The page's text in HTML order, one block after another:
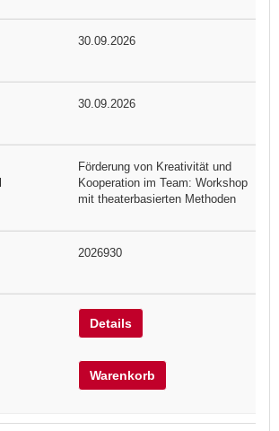
30.09.2026
30.09.2026
Förderung von Kreativität und
Kooperation im Team: Workshop
mit theaterbasierten Methoden
2026930
Details
Warenkorb